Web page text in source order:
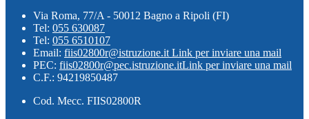
Via Roma, 77/A - 50012 Bagno a Ripoli (FI)
Tel: 055 630087
Tel: 055 6510107
Email: fiis02800r@istruzione.it Link per inviare una mail
PEC: fiis02800r@pec.istruzione.itLink per inviare una mail
C.F.: 94219850487
Cod. Mecc. FIIS02800R